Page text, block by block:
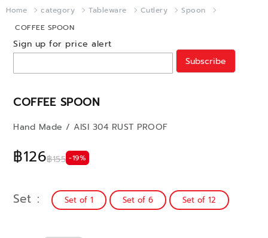
Home category Tableware Cutlery
Spoon
COFFEE SPOON
COFFEE SPOON
฿126฿155 -19%
Hand Made / AISI 304 RUST PROOF
Sign up for price alert
Subscribe
Set Set of 1 Set of 6 Set of 12